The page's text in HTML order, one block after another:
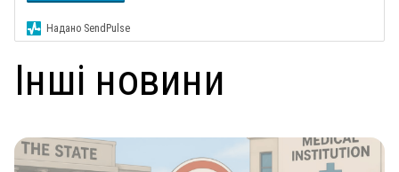
Надано SendPulse
Інші новини